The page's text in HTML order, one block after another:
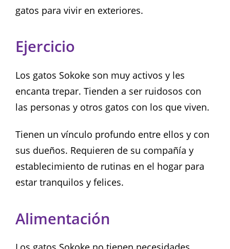
gatos para vivir en exteriores.
Ejercicio
Los gatos Sokoke son muy activos y les
encanta trepar. Tienden a ser ruidosos con
las personas y otros gatos con los que viven.
Tienen un vínculo profundo entre ellos y con
sus dueños. Requieren de su compañía y
establecimiento de rutinas en el hogar para
estar tranquilos y felices.
Alimentación